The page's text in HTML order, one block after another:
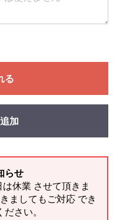
る
加
らせ
休業 させて頂きま
ましてもご対応 でき
さい。